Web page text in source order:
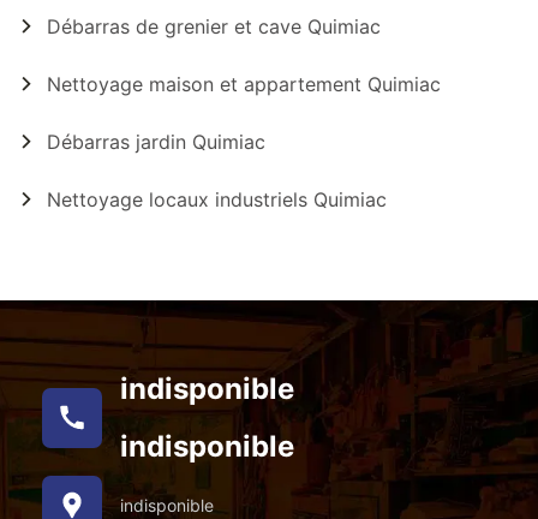
Débarras de grenier et cave Quimiac
Nettoyage maison et appartement Quimiac
Débarras jardin Quimiac
Nettoyage locaux industriels Quimiac
indisponible
indisponible
indisponible